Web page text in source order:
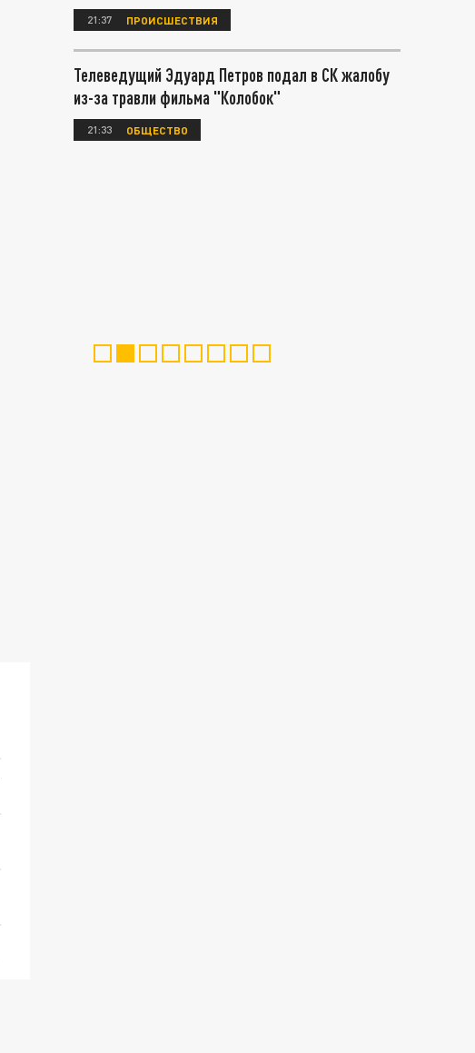
21:37 ПРОИСШЕСТВИЯ
Телеведущий Эдуард Петров подал в СК жалобу
из-за травли фильма "Колобок"
21:33 ОБЩЕСТВО